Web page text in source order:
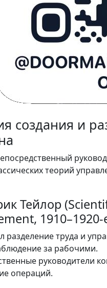
создания и
теорий
Тейлор
1910–1920-
разделение труда и
за рабочими.
руководители
операций.